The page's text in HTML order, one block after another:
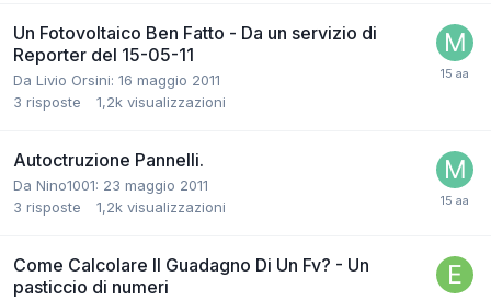
Un Fotovoltaico Ben Fatto - Da un servizio di
Reporter del 15-05-11
Da Livio Orsini: 16 maggio 2011
3 risposte 1,2k visualizzazioni
Autoctruzione Pannelli.
Da Nino1001: 23 maggio 2011
3 risposte 1,2k visualizzazioni
Come Calcolare Il Guadagno Di Un Fv? - Un
pasticcio di numeri